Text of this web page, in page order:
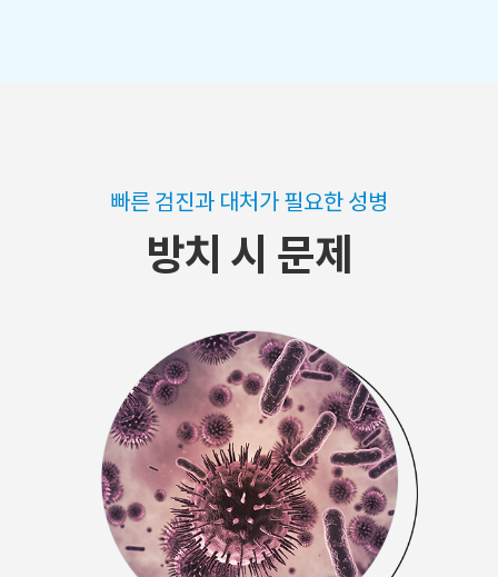
빠른 검진과 대처가 필요한 성병
방치 시 문제